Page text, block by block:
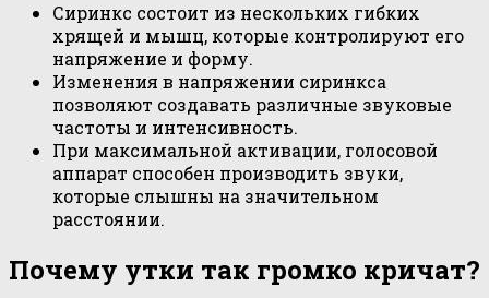
Сиринкс состоит из нескольких гибких
хрящей и мышц, которые контролируют его
напряжение и форму.
Изменения в напряжении сиринкса
позволяют создавать различные звуковые
частоты и интенсивность.
При максимальной активации, голосовой
аппарат способен производить звуки,
которые слышны на значительном
расстоянии.
Почему утки так громко кричат?